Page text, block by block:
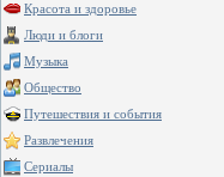
Красота и здоровье
Люди и блоги
Музыка
Общество
Путешествия и события
Развлечения
Сериалы